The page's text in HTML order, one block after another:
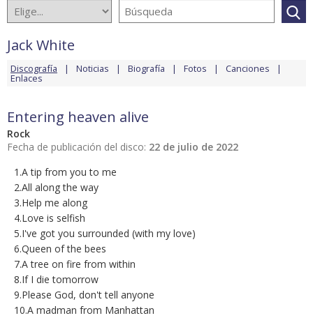
Jack White
Discografía Noticias Biografía Fotos Canciones
Enlaces
Entering heaven alive
Rock
Fecha de publicación del disco: 22 de julio de 2022
1.A tip from you to me
2.All along the way
3.Help me along
4.Love is selfish
5.I've got you surrounded (with my love)
6.Queen of the bees
7.A tree on fire from within
8.If I die tomorrow
9.Please God, don't tell anyone
10.A madman from Manhattan